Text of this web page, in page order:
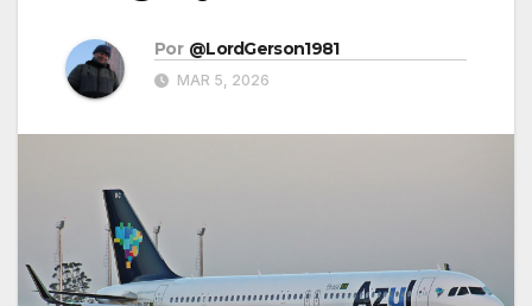
Por @LordGerson1981
MAR 5, 2026